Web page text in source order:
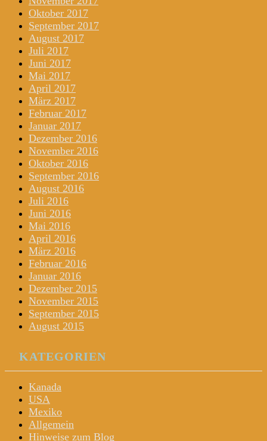
Oktober 2017
September 2017
August 2017
Juli 2017
Juni 2017
Mai 2017
April 2017
März 2017
Februar 2017
Januar 2017
Dezember 2016
November 2016
Oktober 2016
September 2016
August 2016
Juli 2016
Juni 2016
Mai 2016
April 2016
März 2016
Februar 2016
Januar 2016
Dezember 2015
November 2015
September 2015
August 2015
KATEGORIEN
Kanada
USA
Mexiko
Allgemein
Hinweise zum Blog